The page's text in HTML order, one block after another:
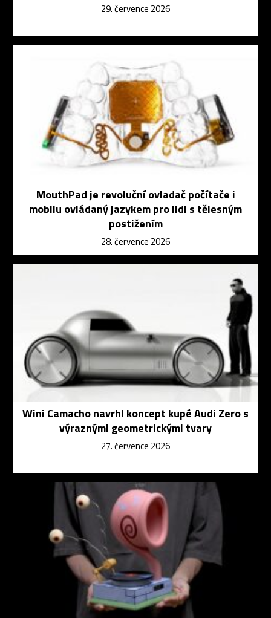
29. července 2026
MouthPad je revoluční ovladač počítače i
mobilu ovládaný jazykem pro lidi s tělesným
postižením
28. července 2026
Wini Camacho navrhl koncept kupé Audi Zero s
výraznými geometrickými tvary
27. července 2026